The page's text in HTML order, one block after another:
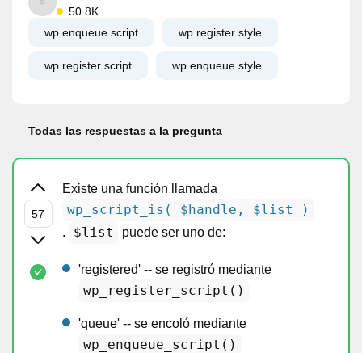
50.8K
wp enqueue script
wp register style
wp register script wp enqueue style
Todas las respuestas a la pregunta
Existe una función llamada
wp_script_is( $handle, $list )
. $list puede ser uno de:
'registered' -- se registró mediante
wp_register_script()
'queue' -- se encoló mediante
wp_enqueue_script()